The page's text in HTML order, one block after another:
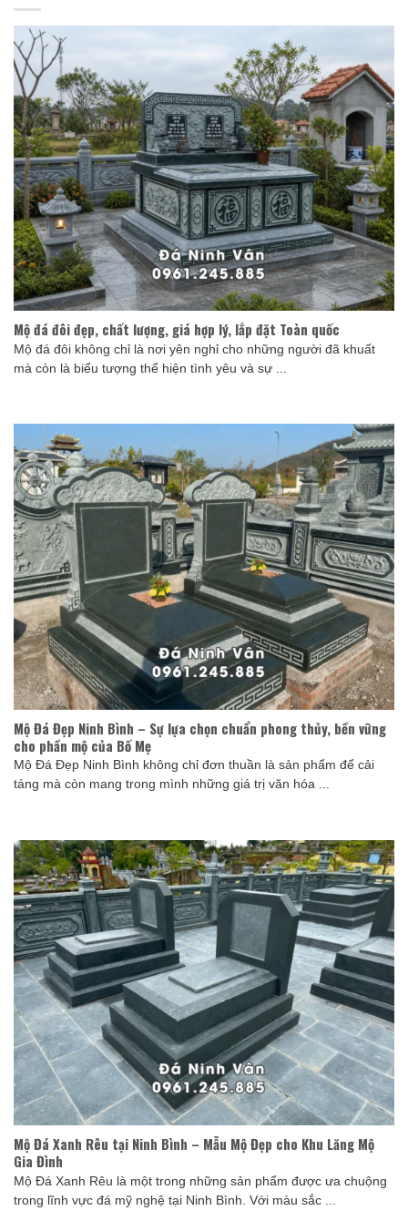
Mộ đá đôi đẹp, chất lượng, giá hợp lý, lắp đặt Toàn quốc
Mộ đá đôi không chỉ là nơi yên nghỉ cho những người đã khuất
mà còn là biểu tượng thể hiện tình yêu và sự ...
Mộ Đá Đẹp Ninh Bình – Sự lựa chọn chuẩn phong thủy, bền vững
cho phần mộ của Bố Mẹ
Mộ Đá Đẹp Ninh Bình không chỉ đơn thuần là sản phẩm để cải
táng mà còn mang trong mình những giá trị văn hóa ...
Mộ Đá Xanh Rêu tại Ninh Bình – Mẫu Mộ Đẹp cho Khu Lăng Mộ
Gia Đình
Mộ Đá Xanh Rêu là một trong những sản phẩm được ưa chuộng
trong lĩnh vực đá mỹ nghệ tại Ninh Bình. Với màu sắc ...